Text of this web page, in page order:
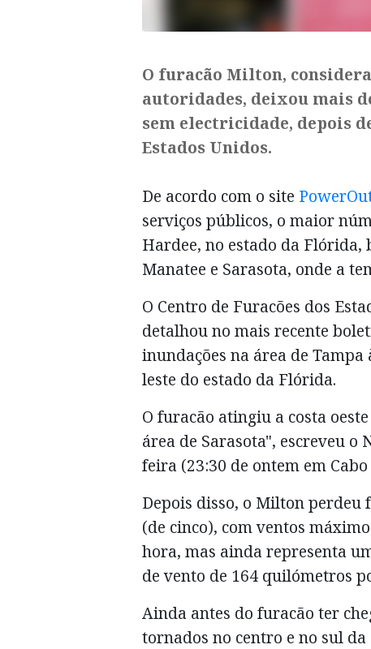
O furacão Milton,
autoridades, deixou mais
sem electricidade, depois
Estados Unidos.
De acordo com o site
serviços públicos, o maior
Hardee, no estado da Flórida,
Manatee e Sarasota, onde a
O Centro de Furacões dos
detalhou no mais recente
inundações na área de
leste do estado da Flórida.
O furacão atingiu a costa
área de Sarasota", escreveu o
feira (23:30 de ontem em Cabo
Depois disso, o Milton perdeu
(de cinco), com ventos
hora, mas ainda representa
de vento de 164 quilómetros
Ainda antes do furacão ter
tornados no centro e no sul